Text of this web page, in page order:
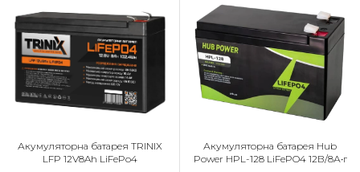
Акумуляторна батарея TRINIX
LFP 12V8Ah LiFePo4
Акумуляторна батарея Hub
Power HPL-128 LiFePO4 12В/8А•г